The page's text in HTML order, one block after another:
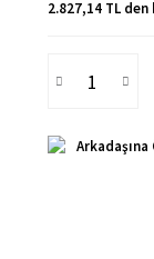
2.827,14 TL
Arkadaşına